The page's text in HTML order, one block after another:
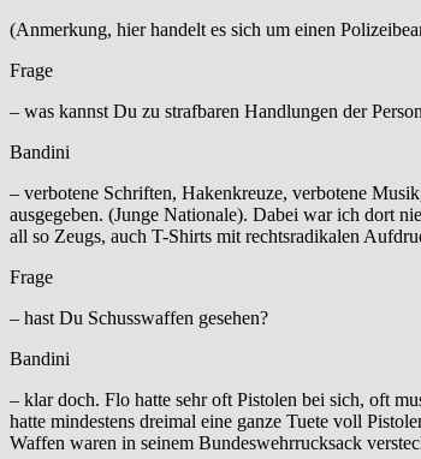
(Anmerkung, hier handelt es sich um einen
Frage
– was kannst Du zu strafbaren Handlungen der
Bandini
– verbotene Schriften, Hakenkreuze, verbotene
ausgegeben. (Junge Nationale). Dabei war ich dort
all so Zeugs, auch T-Shirts mit rechtsradikalen
Frage
– hast Du Schusswaffen gesehen?
Bandini
– klar doch. Flo hatte sehr oft Pistolen bei sich, oft
hatte mindestens dreimal eine ganze Tuete voll
Waffen waren in seinem Bundeswehrrucksack